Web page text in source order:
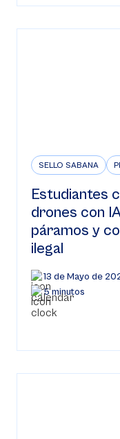
SELLO SABANA
Estudiantes
drones con
páramos y
ilegal
13 de Mayo de
5 minutos